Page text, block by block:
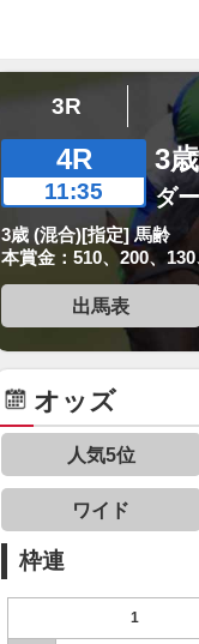
3R
4R
11:35
3
ダ
3歳 (混合)[指定] 馬齢
本賞金：510、200、
出馬表
オッズ
人気5位
ワイド
枠連
1